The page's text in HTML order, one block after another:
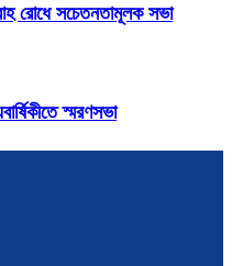
রোধে সচেতনতামূলক সভা
স্মরণসভা